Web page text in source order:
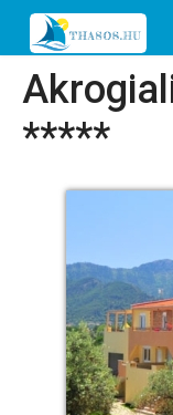
*****